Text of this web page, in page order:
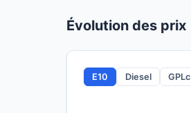
Évolution des prix
E10 Diesel GPLc